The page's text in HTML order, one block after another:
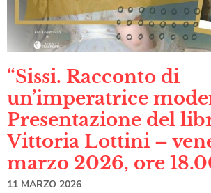
“Sissi. Racconto di
un’imperatrice
Presentazione del
Vittoria Lottini –
marzo 2026, ore
11 MARZO 2026